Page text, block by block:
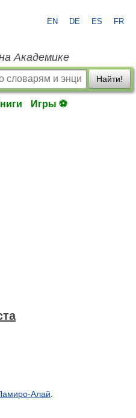
EN DE ES FR
Академике
Найти!
Игры ⚽
Алай